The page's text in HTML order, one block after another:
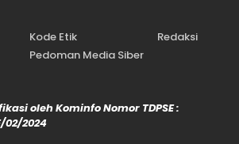
Kode Etik
Redaksi
Pedoman Media Siber
oleh Kominfo Nomor TDPSE :
02/2024